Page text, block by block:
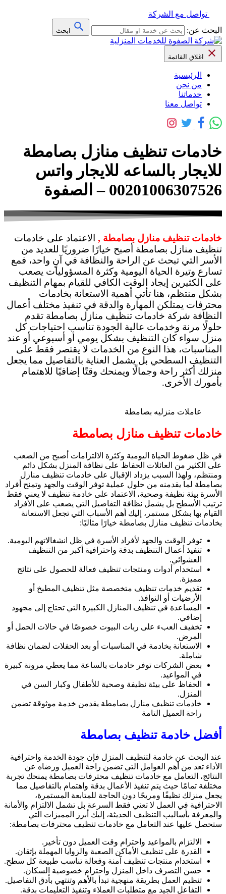
تواصل مع الشركة
البحث عن:
ابحث
اغلاق القائمة
الرئيسية
من نحن
خدماتنا
تواصل معنا
خادمات تنظيف منازل بصامطة
للايجار بالساعه للايجار واتس
00201006307526 – الصفوة
خادمات تنظيف منازل بصامطة , الاعتماد على خادمات
تنظيف منازل بصامطة أصبح خيارًا ضروريًا للعديد من
الأسر التي تبحث عن الراحة والنظافة في آنٍ واحد، فمع
تسارع وتيرة الحياة اليومية وكثرة المسؤوليات يصعب
على الكثيرين إيجاد الوقت الكافي للقيام بمهام التنظيف
بشكل منتظم، هنا تأتي أهمية الاستعانة بخادمات
محترفات يمتلكن المهارة والدقة في تنفيذ مختلف أعمال
النظافة شركة خادمات تنظيف منازل بصامطة تقدم
حلولًا مرنة وخدمات عالية الجودة تناسب احتياجات كل
منزل سواء كان التنظيف بشكل يومي أو أسبوعي أو عند
المناسبات، هذا النوع من الخدمات لا يقتصر فقط على
التنظيف السطحي بل يشمل العناية بالتفاصيل مما يجعل
منزلك أكثر راحة وجمالًا ويمنحك وقتًا إضافيًا للاهتمام
بأمورك الأخرى.
عاملات منزليه بصامطة
خادمات تنظيف منازل بصامطة
في ظل ضغوط الحياة اليومية وكثرة الالتزامات أصبح من الصعب
على الكثير من العائلات الحفاظ على نظافة المنزل بشكل دائم
ومنتظم، ولهذا السبب يزداد الإقبال على خادمات تنظيف منازل
بصامطة لما يقدمنه من حلول عملية توفر الوقت والجهد وتمنح أفراد
الأسرة بيئة نظيفة وصحية، الاعتماد على خادمة تنظيف لا يعني فقط
ترتيب الأسطح بل يشمل نظافة التفاصيل التي يصعب على الأفراد
القيام بها بشكل مستمر، إليك أهم الأسباب التي تجعل الاستعانة
بخادمات تنظيف منازل بصامطة خيارًا مثاليًا:
توفر الوقت والجهد لأفراد الأسرة في ظل انشغالاتهم اليومية.
تنفيذ أعمال التنظيف بدقة واحترافية أكبر من التنظيف
العشوائي.
استخدام أدوات ومنتجات تنظيف فعالة للحصول على نتائج
مميزة.
تقديم خدمات تنظيف متخصصة مثل تنظيف المطبخ أو
الأرضيات أو النوافذ.
المساعدة في تنظيف المنازل الكبيرة التي تحتاج إلى مجهود
إضافي.
تخفيف العبء على ربات البيوت خصوصًا في حالات الحمل أو
المرض.
الاستعانة بخادمة في المناسبات أو بعد الحفلات لضمان نظافة
شاملة.
بعض الشركات توفر خادمات بالساعة مما يعطي مرونة كبيرة
في المواعيد.
الحفاظ على بيئة نظيفة وصحية للأطفال وكبار السن في
المنزل.
خادمات تنظيف منازل بصامطة يقدمن خدمة موثوقة تضمن
راحة العميل التامة
أفضل خادمة تنظيف بصامطة
عند البحث عن خادمة لتنظيف المنزل فإن جودة الخدمة واحترافية
الأداء تعد من أهم العوامل التي تضمن راحة العميل ورضاه عن
النتائج، التعامل مع خادمات تنظيف محترفات بصامطة يمنحك تجربة
مختلفة تمامًا حيث يتم تنفيذ الأعمال بدقة واهتمام بالتفاصيل مما
يجعل منزلك نظيفًا ومريحًا دون الحاجة للمتابعة المستمرة،
الاحترافية في العمل لا تعني فقط السرعة بل تشمل الالتزام والأمانة
والمعرفة بأساليب التنظيف الحديثة، إليك أبرز المميزات التي
ستحصل عليها عند التعامل مع خادمات تنظيف محترفات بصامطة:
الالتزام بالمواعيد واحترام وقت العميل دون تأخير.
القدرة على تنظيف الأماكن الصعبة والزوايا المهملة بإتقان.
استخدام منتجات تنظيف آمنة وفعالة تناسب طبيعة كل سطح.
حسن التصرف داخل المنزل واحترام خصوصية السكان.
تنظيم العمل بطريقة منهجية تبدأ بالأهم وتنتهي بأدق التفاصيل.
التفاعل الجيد مع متطلبات العملاء وتنفيذ التعليمات بدقة.